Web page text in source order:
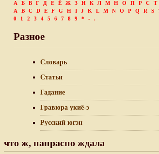
А Б В Г Д Е Ё Ж З И К Л М Н О П Р С Т
A
B C D E F G H I J K L M N O P Q R S
0
1 2 3 4 5 6 7 8 9 * - .
Разное
Словарь
Статьи
Гадание
Гравюра укиё-э
Русский югэн
что ж, напрасно ждала